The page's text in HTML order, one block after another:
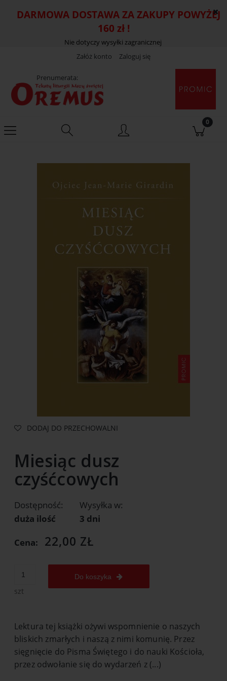
DARMOWA DOSTAWA ZA ZAKUPY POWYŻEJ
160 zł !
Nie dotyczy wysyłki zagranicznej
Załóż konto
Zaloguj się
Prenumerata:
DODAJ DO PRZECHOWALNI
Miesiąc dusz
czyśćcowych
Dostępność:
duża ilość
Wysyłka w:
3 dni
Cena: 22,00 ZŁ
szt
Do koszyka
Lektura tej książki ożywi wspomnienie o naszych
bliskich zmarłych i naszą z nimi komunię. Przez
sięgnięcie do Pisma Świętego i do nauki Kościoła,
przez odwołanie się do wydarzeń z (...)